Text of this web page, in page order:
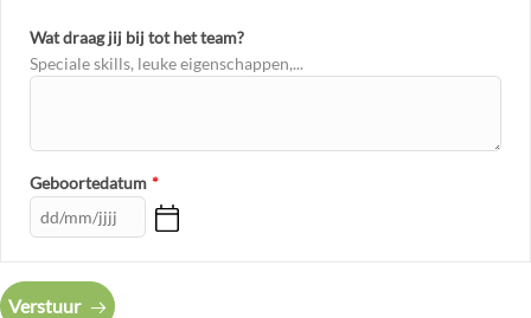
Wat draag jij bij tot het team?
Speciale skills, leuke eigenschappen,...
Geboortedatum *
Verstuur